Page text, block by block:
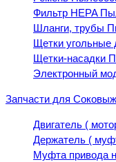
Фильтр HEPA
Шланги, трубы
Щетки
Щетки-насадки
Электронный
Запчасти для
Двигатель (
Держатель (
Муфта привода